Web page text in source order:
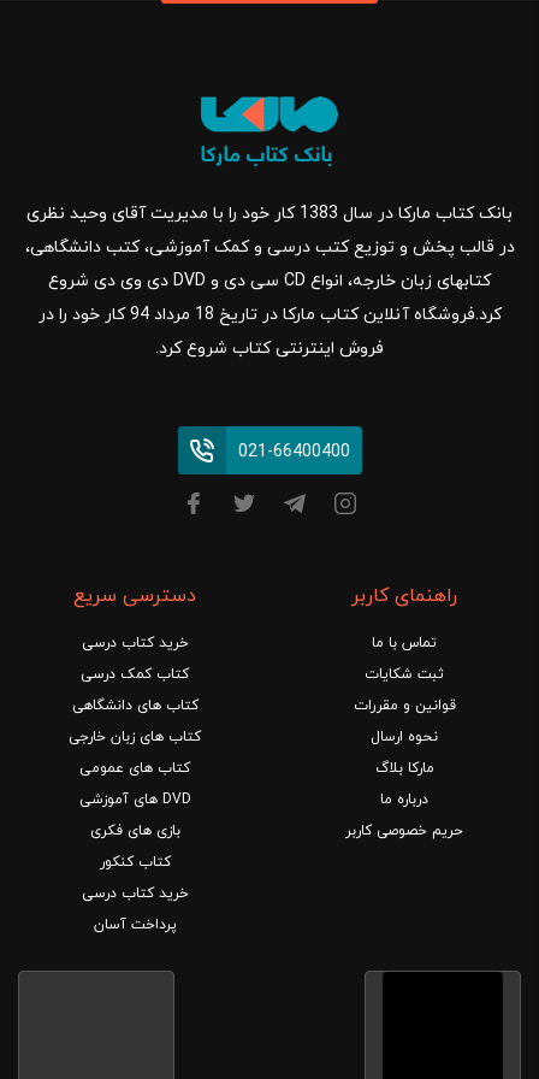
بانک کتاب مارکا در سال 1383 کار خود را با مدیریت آقای وحید نظری
در قالب پخش و توزیع کتب درسی و کمک آموزشی، کتب دانشگاهی،
کتابهای زبان خارجه، انواع CD سی دی و DVD دی وی دی شروع
کرد.فروشگاه آنلاین کتاب مارکا در تاریخ 18 مرداد 94 کار خود را در
فروش اینترنتی کتاب شروع کرد.
021-66400400
راهنمای کاربر
تماس با ما
ثبت شکایات
قوانین و مقررات
نحوه ارسال
مارکا بلاگ
درباره ما
حریم خصوصی کاربر
دسترسی سریع
خرید کتاب درسی
کتاب کمک درسی
کتاب های دانشگاهی
کتاب های زبان خارجی
کتاب های عمومی
DVD های آموزشی
بازی های فکری
کتاب کنکور
خرید کتاب درسی
پرداخت آسان